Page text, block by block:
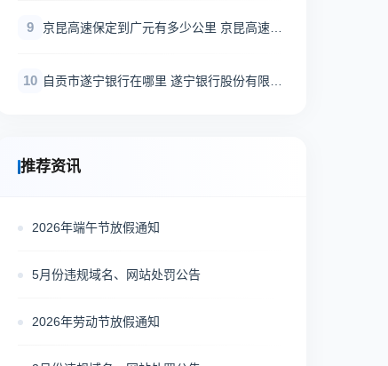
9
京昆高速保定到广元有多少公里 京昆高速途
10 自贡市遂宁银行在哪里 遂宁银行股份有限公
推荐资讯
2026年端午节放假通知
5月份违规域名、网站处罚公告
2026年劳动节放假通知